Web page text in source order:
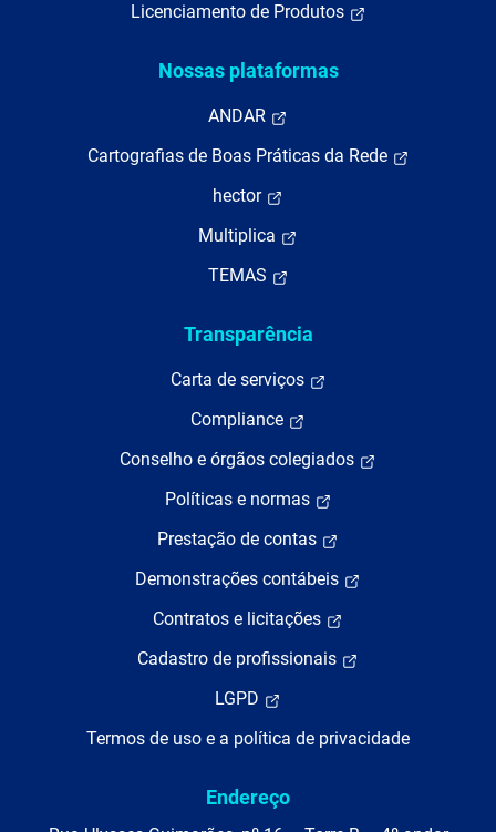
Licenciamento de Produtos
Nossas plataformas
ANDAR
Cartografias de Boas Práticas da Rede
hector
Multiplica
TEMAS
Transparência
Carta de serviços
Compliance
Conselho e órgãos colegiados
Políticas e normas
Prestação de contas
Demonstrações contábeis
Contratos e licitações
Cadastro de profissionais
LGPD
Termos de uso e a política de privacidade
Endereço